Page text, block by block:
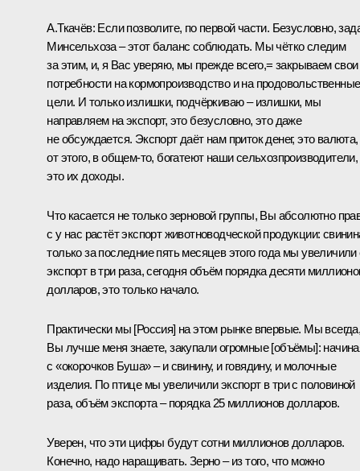
А.Ткачёв: Если позволите, по первой части. Безусловно,
Минсельхоза – этот баланс соблюдать. Мы чётко следим
за этим, и, я Вас уверяю, мы прежде всего,= закрываем свои
потребности на кормопроизводство и на продовольственные
цели. И только излишки, подчёркиваю – излишки, мы
направляем на экспорт, это безусловно, это даже
не обсуждается. Экспорт даёт нам приток денег, это валюта,
от этого, в общем‑то, богатеют наши сельхозпроизводители,
это их доходы.
Что касается не только зерновой группы, Вы абсолютно
с у нас растёт экспорт животноводческой продукции:
только за последние пять месяцев этого года мы увеличили
экспорт в три раза, сегодня объём порядка десяти
долларов, это только начало.
Практически мы [Россия] на этом рынке впервые. Мы
Вы лучше меня знаете, закупали огромные [объёмы]:
с «окорочков Буша» – и свинину, и говядину, и молочные
изделия. По птице мы увеличили экспорт в три с половиной
раза, объём экспорта – порядка 25 миллионов долларов.
Уверен, что эти цифры будут сотни миллионов долларов.
Конечно, надо наращивать. Зерно – из того, что можно